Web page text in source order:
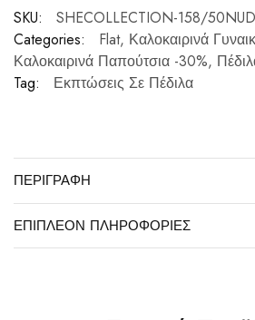
SKU:
SHECOLLECTION-158/
Categories:
Flat, Καλοκαιρινά
Καλοκαιρινά Παπούτσια -30%,
Tag:
Εκπτώσεις Σε Πέδιλα
ΠΕΡΙΓΡΑΦΉ
ΕΠΙΠΛΈΟΝ ΠΛΗΡΟΦΟΡΊΕΣ